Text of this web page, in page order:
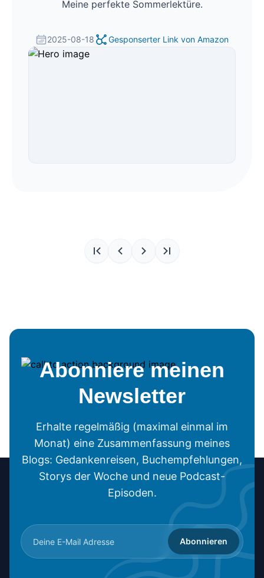
Meine perfekte Sommerlektüre.
2025-08-18 Gesponserter Link von Amazon
Abonniere meinen
Newsletter
Erhalte regelmäßig (maximal einmal im
Monat) eine Zusammenfassung meines
Blogs: Gedankenreisen, Buchempfehlungen,
Storys der Woche und neue Podcast-
Episoden.
Abonnieren